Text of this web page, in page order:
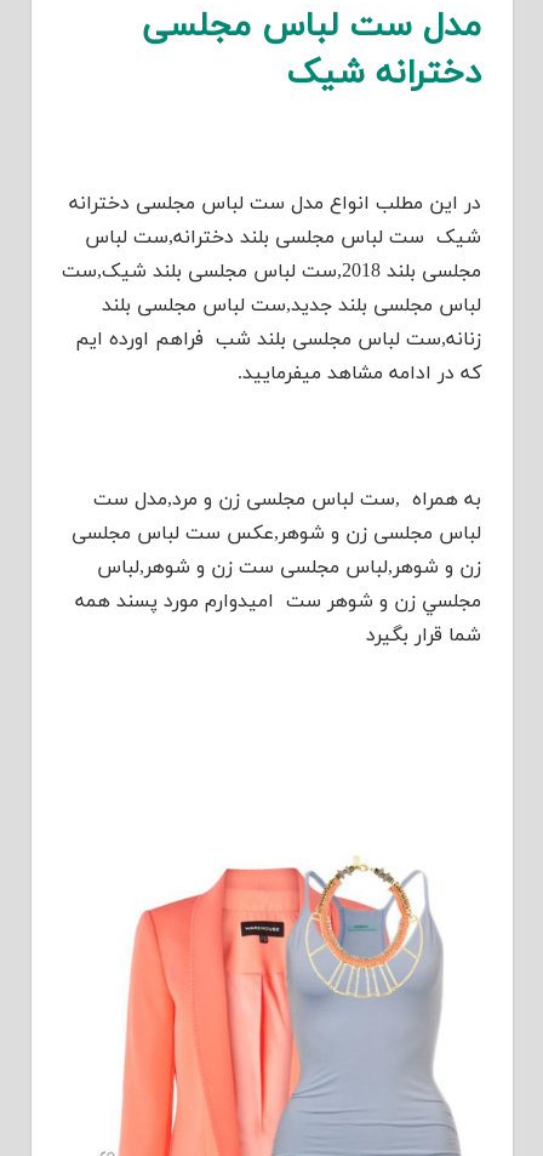
مدل ست لباس مجلسی
دخترانه شیک
در این مطلب انواع مدل ست لباس مجلسی دخترانه
شیک ست لباس مجلسی بلند دخترانه,ست لباس
مجلسی بلند 2018,ست لباس مجلسی بلند شیک,ست
لباس مجلسی بلند جدید,ست لباس مجلسی بلند
زنانه,ست لباس مجلسی بلند شب فراهم اورده ایم
که در ادامه مشاهد میفرمایید.
به همراه ,ست لباس مجلسی زن و مرد,مدل ست
لباس مجلسی زن و شوهر,عکس ست لباس مجلسی
زن و شوهر,لباس مجلسی ست زن و شوهر,لباس
مجلسي زن و شوهر ست امیدوارم مورد پسند همه
شما قرار بگیرد